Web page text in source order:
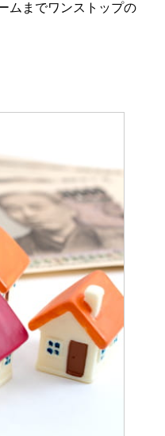
不動産売却後の税金
ムまでワンストップの